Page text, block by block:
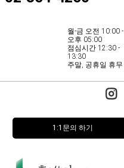
월-금 오전 10:00 -
오후 05:00
점심시간 12:30 -
13:30
주말, 공휴일 휴무
1:1문의 하기